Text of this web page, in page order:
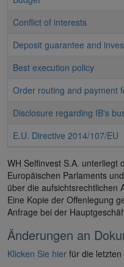
Conflict of interests
Deposit guarantee and
Best execution policy
Order routing and payment
Disclosure regarding IB's
E.U. Directive 2014/107/EU
WH Selfinvest S.A. unterliegt
Europäischen Parlaments
über die aufsichtsrechtlichen
Eine Kopie der Offenlegung
Anfrage bei der
Änderungen an
Klicken Sie hier für die